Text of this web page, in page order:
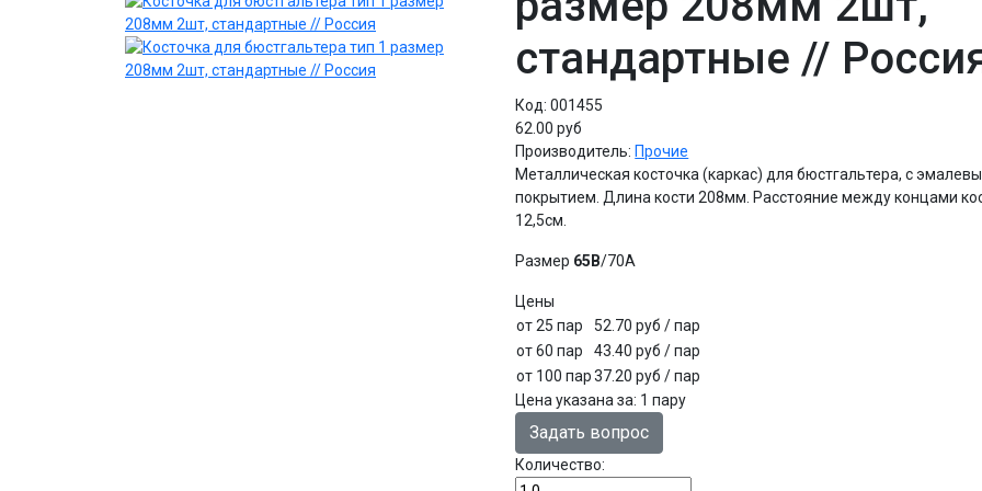
стандартные //
Код:001455
62.00 руб
Производитель:Прочие
Металлическая косточка (каркас) для бюстгальтера, с
покрытием. Длина кости 208мм. Расстояние между концами
12,5см.
Размер 65B/70A
Цены
от 25 пар
52.70 руб/ пар
от 60 пар
43.40 руб/ пар
от 100 пар 37.20 руб/ пар
Цена указана за: 1 пару
Задать вопрос
Количество: